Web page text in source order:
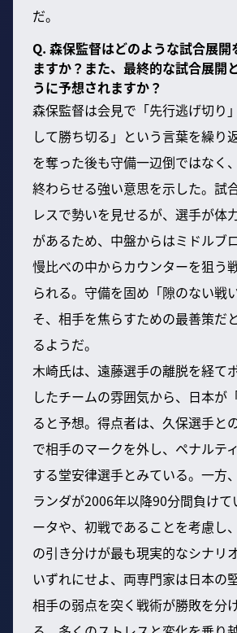
だ。
Q. 森保監督はどのような試合展開
ますか？また、最終的な試合展開
うに予想されますか？
森保監督は会見で「先行逃げ切り
して勝ち切る」という言葉を繰り
を奪った後も守備一辺倒ではなく
終わらせる強い意思を示した。試
レスで勢いを見せるが、選手が体
があるため、中盤からはミドルブ
慢比べの中からカウンターを狙う
られる。守備を固め「隙のない戦
そ、相手を焦らすための最善策だ
るようだ。
木崎氏は、遠藤選手の離脱を経て
したチームの雰囲気から、日本が
ると予想。得点者は、久保選手と
で相手のマークを外し、ペナルテ
する堂安律選手とみている。一方
ランダが2006年以降90分間負け
ータや、初戦であることを考慮し
の引き分けが最も現実的なシナリ
いずれにせよ、両専門家は日本の
相手の弱点を突く戦術が勝敗を分